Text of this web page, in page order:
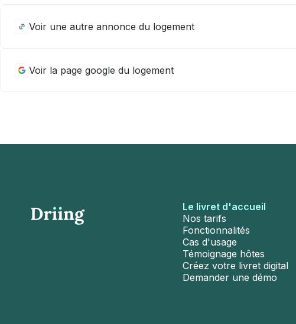
Voir une autre annonce du logement
Voir la page google du logement
Le livret d'accueil
Nos tarifs
Fonctionnalités
Cas d'usage
Témoignage hôtes
Créez votre livret digital
Demander une démo